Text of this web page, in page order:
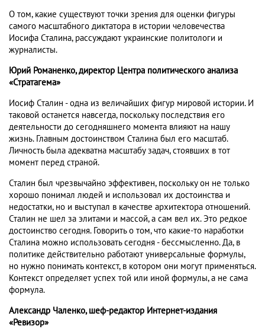
О том, какие существуют точки зрения для оценки фигуры
самого масштабного диктатора в истории человечества
Иосифа Сталина, рассуждают украинские политологи и
журналисты.
Юрий Романенко, директор Центра политического анализа
«Стратагема»
Иосиф Сталин - одна из величайших фигур мировой истории. И
таковой останется навсегда, поскольку последствия его
деятельности до сегодняшнего момента влияют на нашу
жизнь. Главным достоинством Сталина был его масштаб.
Личность была адекватна масштабу задач, стоявших в тот
момент перед страной.
Сталин был чрезвычайно эффективен, поскольку он не только
хорошо понимал людей и использовал их достоинства и
недостатки, но и выступал в качестве архитектора отношений.
Сталин не шел за элитами и массой, а сам вел их. Это редкое
достоинство сегодня. Говорить о том, что какие-то наработки
Сталина можно использовать сегодня - бессмысленно. Да, в
политике действительно работают универсальные формулы,
но нужно понимать контекст, в котором они могут применяться.
Контекст определяет успех той или иной формулы, а не сама
формула.
Александр Чаленко, шеф-редактор Интернет-издания
«Ревизор»